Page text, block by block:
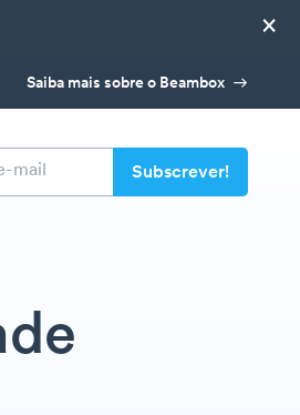
×
Saiba mais sobre o Beambox